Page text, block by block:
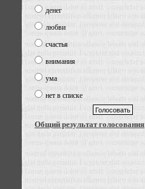
денег
любви
счастья
внимания
ума
нет в списке
Общий результат голосования